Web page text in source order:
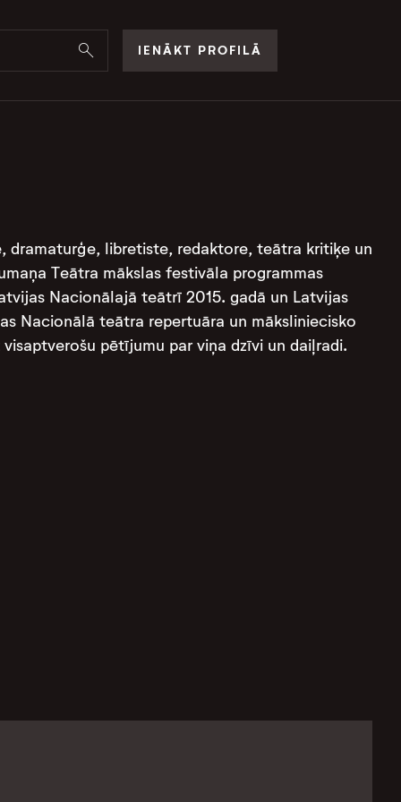
IENĀKT PROFILĀ
dramaturģe, libretiste, redaktore, teātra kritiķe un
Teātra mākslas festivāla programmas
Nacionālajā teātrī 2015. gadā un Latvijas
Nacionālā teātra repertuāra un māksliniecisko
pētījumu par viņa dzīvi un daiļradi.